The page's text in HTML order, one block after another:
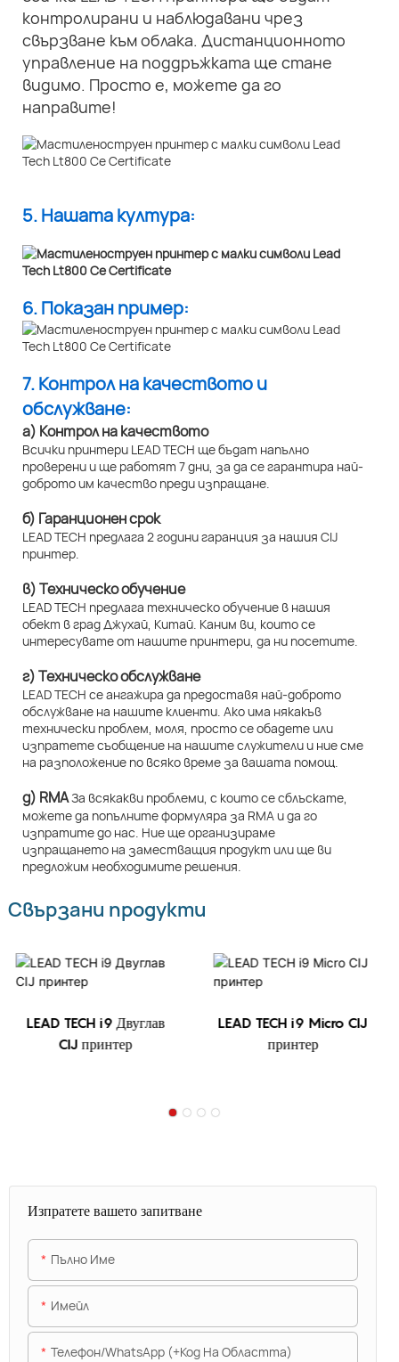
контролирани и наблюдавани чрез
свързване към облака. Дистанционното
управление на поддръжката ще стане
видимо. Просто е, можете да го
направите!
5. Нашата култура:
6. Показан пример:
7. Контрол на качеството и
обслужване:
а) Контрол на качеството
Всички принтери LEAD TECH ще бъдат напълно
проверени и ще работят 7 дни, за да се гарантира най-
доброто им качество преди изпращане.
б) Гаранционен срок
LEAD TECH предлага 2 години гаранция за нашия CIJ
принтер.
в) Техническо обучение
LEAD TECH предлага техническо обучение в нашия
обект в град Джухай, Китай. Каним ви, които се
интересувате от нашите принтери, да ни посетите.
г) Техническо обслужване
LEAD TECH се ангажира да предоставя най-доброто
обслужване на нашите клиенти. Ако има някакъв
технически проблем, моля, просто се обадете или
изпратете съобщение на нашите служители и ние сме
на разположение по всяко време за вашата помощ.
д) RMAЗа всякакви проблеми, с които се сблъскате,
можете да попълните формуляра за RMA и да го
изпратите до нас. Ние ще организираме
изпращането на заместващия продукт или ще ви
предложим необходимите решения.
Свързани продукти
LEAD TECH i9 Двуглав
CIJ принтер
LEAD TECH i9 Micro CIJ
принтер
Изпратете вашето запитване
Пълно Име
Имейл
Телефон/WhatsApp (+Код На Областта)